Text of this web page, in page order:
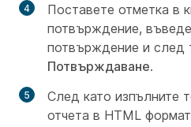
Поставете отметка в
потвърждение,
потвърждение и след
Потвърждаване.
След като изпълните
отчета в HTML